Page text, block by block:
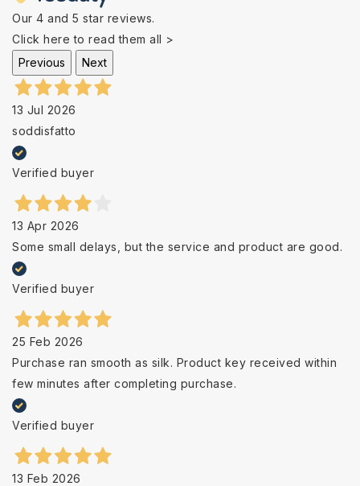
Our 4 and 5 star reviews.
Click here to read them all >
Previous
Next
13 Jul 2026
soddisfatto
Verified buyer
13 Apr 2026
Some small delays, but the service and product are good.
Verified buyer
25 Feb 2026
Purchase ran smooth as silk. Product key received within
few minutes after completing purchase.
Verified buyer
13 Feb 2026